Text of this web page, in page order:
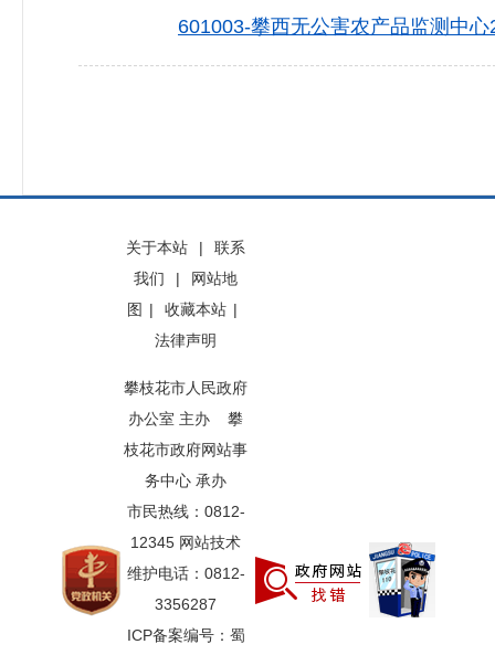
601003-攀西无公害农产品监测中
关于本站 |
联系
我们
|
网站地
图 | 收藏本站 |
法律声明
攀枝花市人民政府
办公室 主办 攀
枝花市政府网站事
务中心 承办
市民热线：0812-
12345 网站技术
维护电话：0812-
3356287
ICP备案编号：蜀